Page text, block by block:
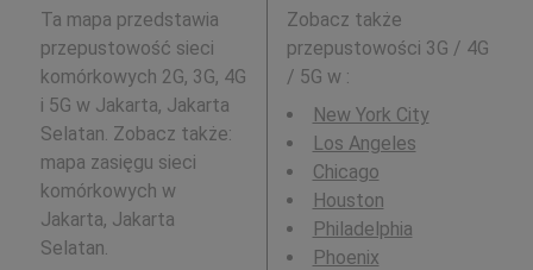
Ta mapa przedstawia
przepustowość sieci
komórkowych 2G, 3G, 4G
i 5G w Jakarta, Jakarta
Selatan. Zobacz także:
mapa zasięgu sieci
komórkowych w
Jakarta, Jakarta
Selatan.
Zobacz także
przepustowości 3G / 4G
/ 5G w :
New York City
Los Angeles
Chicago
Houston
Philadelphia
Phoenix